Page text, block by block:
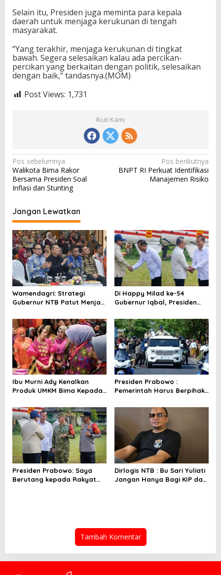
Selain itu, Presiden juga meminta para kepala
daerah untuk menjaga kerukunan di tengah
masyarakat.
“Yang terakhir, menjaga kerukunan di tingkat
bawah. Segera selesaikan kalau ada percikan-
percikan yang berkaitan dengan politik, selesaikan
dengan baik,” tandasnya.(MOM)
Post Views: 1,731
Ikuti Kami
N
a
v
g
a
s
i
p
o
s
Pos sebelumnya
Walikota Bima Rakor
Bersama Presiden Soal
Inflasi dan Stunting
Pos berikutnya
BNPT RI Perkuat Identifikasi
Manajemen Risiko
Jangan Lewatkan
Wamendagri: Strategi
Gubernur NTB Patut Menjadi
Indonesia
Di Happy Milad ke-54
Gubernur Iqbal, Presiden
Ibu Murni Ady Kenalkan
Produk UMKM Bima Kepada
Presiden Prabowo :
Pemerintah Harus Berpihak
Presiden Prabowo: Saya
Berutang kepada Rakyat
Dirlogis NTB : Bu Sari Yuliati
Jangan Hanya Bagi KIP dan
Tambah Komentar